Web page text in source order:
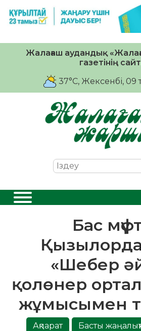
Жалағаш аудандық
газетінің
37°C, Жексенбі, 09
Бас
«Шебер
қолөнер
жұмысымен
Ақпарат Басты